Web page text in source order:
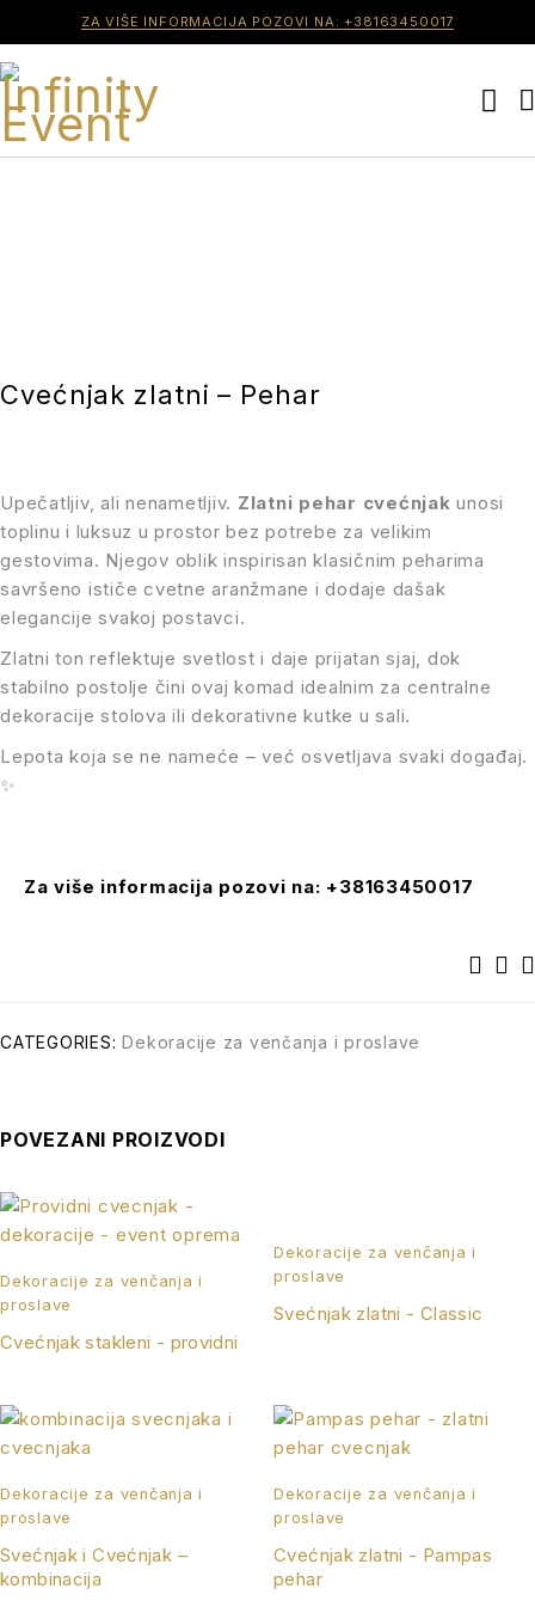
ZA VIŠE INFORMACIJA POZOVI NA: +38163450017
Cvećnjak zlatni – Pehar
Upečatljiv, ali nenametljiv. Zlatni pehar cvećnjak unosi
toplinu i luksuz u prostor bez potrebe za velikim
gestovima. Njegov oblik inspirisan klasičnim peharima
savršeno ističe cvetne aranžmane i dodaje dašak
elegancije svakoj postavci.
Zlatni ton reflektuje svetlost i daje prijatan sjaj, dok
stabilno postolje čini ovaj komad idealnim za centralne
dekoracije stolova ili dekorativne kutke u sali.
Lepota koja se ne nameće – već osvetljava svaki događaj.
✨
Za više informacija pozovi na: +38163450017
CATEGORIES: Dekoracije za venčanja i proslave
POVEZANI PROIZVODI
Dekoracije za venčanja i
proslave
Cvećnjak stakleni - providni
Dekoracije za venčanja i
proslave
Svećnjak zlatni - Classic
Dekoracije za venčanja i
proslave
Svećnjak i Cvećnjak –
kombinacija
Dekoracije za venčanja i
proslave
Cvećnjak zlatni - Pampas
pehar